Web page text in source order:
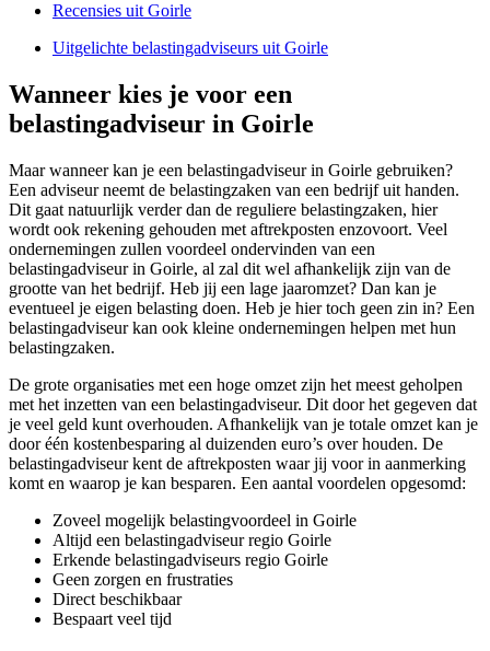
Recensies uit Goirle
Uitgelichte belastingadviseurs uit Goirle
Wanneer kies je voor een
belastingadviseur in Goirle
Maar wanneer kan je een belastingadviseur in Goirle gebruiken?
Een adviseur neemt de belastingzaken van een bedrijf uit handen.
Dit gaat natuurlijk verder dan de reguliere belastingzaken, hier
wordt ook rekening gehouden met aftrekposten enzovoort. Veel
ondernemingen zullen voordeel ondervinden van een
belastingadviseur in Goirle, al zal dit wel afhankelijk zijn van de
grootte van het bedrijf. Heb jij een lage jaaromzet? Dan kan je
eventueel je eigen belasting doen. Heb je hier toch geen zin in? Een
belastingadviseur kan ook kleine ondernemingen helpen met hun
belastingzaken.
De grote organisaties met een hoge omzet zijn het meest geholpen
met het inzetten van een belastingadviseur. Dit door het gegeven dat
je veel geld kunt overhouden. Afhankelijk van je totale omzet kan je
door één kostenbesparing al duizenden euro’s over houden. De
belastingadviseur kent de aftrekposten waar jij voor in aanmerking
komt en waarop je kan besparen. Een aantal voordelen opgesomd:
Zoveel mogelijk belastingvoordeel in Goirle
Altijd een belastingadviseur regio Goirle
Erkende belastingadviseurs regio Goirle
Geen zorgen en frustraties
Direct beschikbaar
Bespaart veel tijd